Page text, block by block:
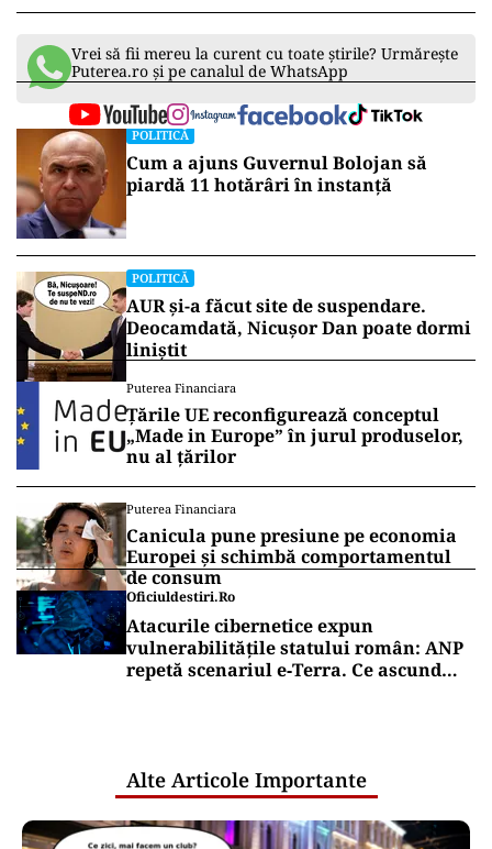
Vrei să fii mereu la curent cu toate știrile? Urmărește
Puterea.ro și pe canalul de WhatsApp
POLITICĂ
Cum a ajuns Guvernul Bolojan să
piardă 11 hotărâri în instanță
POLITICĂ
AUR și-a făcut site de suspendare.
Deocamdată, Nicușor Dan poate dormi
liniștit
Puterea Financiara
Țările UE reconfigurează conceptul
„Made in Europe” în jurul produselor,
nu al țărilor
Puterea Financiara
Canicula pune presiune pe economia
Europei și schimbă comportamentul
de consum
Oficiuldestiri.ro
Atacurile cibernetice expun
vulnerabilitățile statului român: ANP
repetă scenariul e‑Terra. Ce ascund
Alte Articole Importante